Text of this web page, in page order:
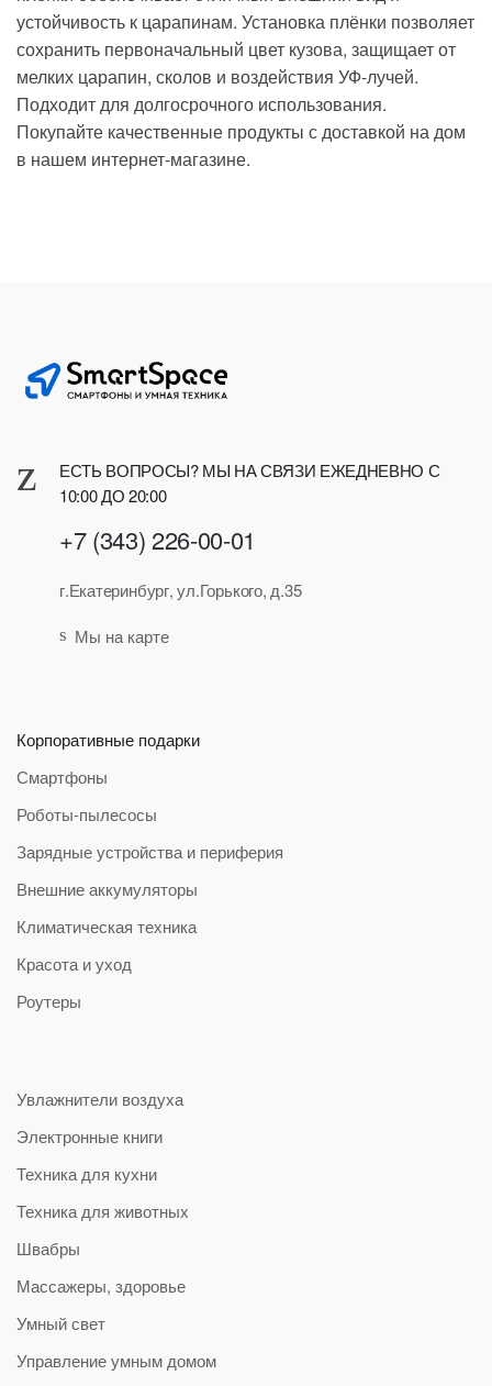
устойчивость к царапинам. Установка плёнки позволяет
сохранить первоначальный цвет кузова, защищает от
мелких царапин, сколов и воздействия УФ-лучей.
Подходит для долгосрочного использования.
Покупайте качественные продукты с доставкой на дом
в нашем интернет-магазине.
ЕСТЬ ВОПРОСЫ? МЫ НА СВЯЗИ ЕЖЕДНЕВНО С
10:00 ДО 20:00
+7 (343) 226-00-01
г.Екатеринбург, ул.Горького, д.35
Мы на карте
Корпоративные подарки
Смартфоны
Роботы-пылесосы
Зарядные устройства и периферия
Внешние аккумуляторы
Климатическая техника
Красота и уход
Роутеры
Увлажнители воздуха
Электронные книги
Техника для кухни
Техника для животных
Швабры
Массажеры, здоровье
Умный свет
Управление умным домом